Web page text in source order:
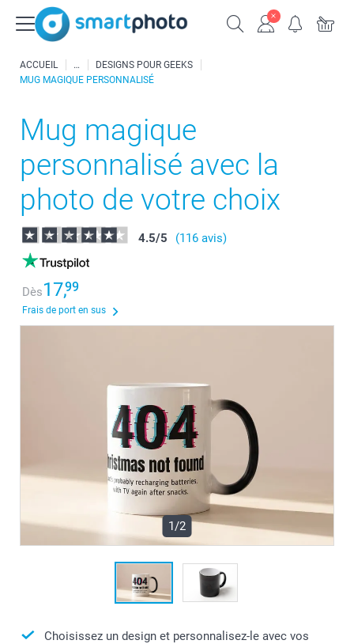
ACCUEIL
DESIGNS POUR GEEKS
MUG MAGIQUE PERSONNALISÉ
Mug magique
personnalisé avec la
photo de votre choix
4.5/5 (116 avis)
Dès17,99
Frais de port en sus
1/2
Choisissez un design et personnalisez-le avec vos